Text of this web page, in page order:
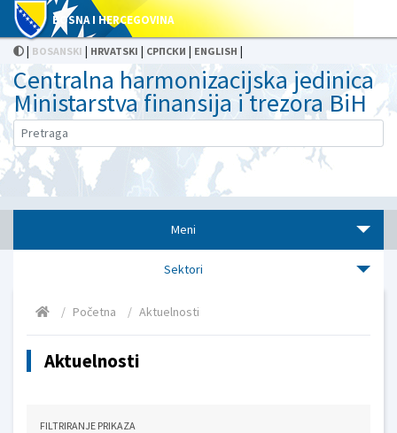
BOSNA I HERCEGOVINA
| BOSANSKI | HRVATSKI | СРПСКИ | ENGLISH |
Centralna harmonizacijska jedinica
Ministarstva finansija i trezora BiH
Meni
Sektori
Početna Aktuelnosti
Aktuelnosti
FILTRIRANJE PRIKAZA